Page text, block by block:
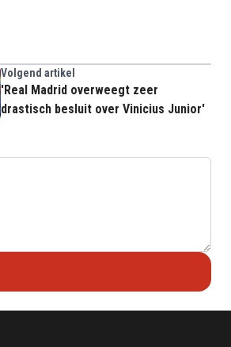
Volgend artikel
'Real Madrid overweegt zeer
drastisch besluit over Vinicius Junior'